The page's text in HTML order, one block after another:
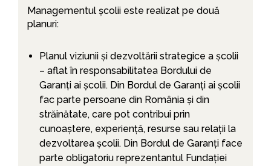
Managementul școlii este realizat pe două
planuri:
Planul viziunii și dezvoltării strategice a școlii
– aflat în responsabilitatea Bordului de
Garanți ai școlii. Din Bordul de Garanți ai școlii
fac parte persoane din România și din
străinătate, care pot contribui prin
cunoaștere, experiență, resurse sau relații la
dezvoltarea școlii. Din Bordul de Garanți face
parte obligatoriu reprezentantul Fundației